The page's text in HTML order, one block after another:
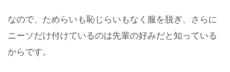
なので、ためらいも恥じらいもなく服を脱ぎ、さらに
ニーソだけ付けているのは先輩の好みだと知っている
からです。